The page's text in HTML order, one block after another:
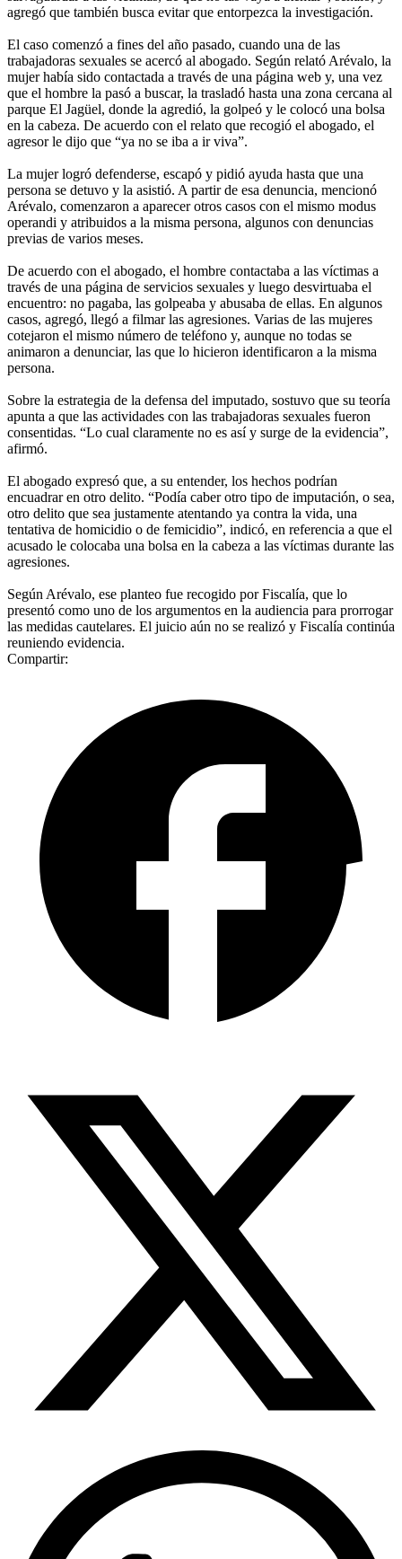
agregó que también busca evitar que entorpezca la investigación.
El caso comenzó a fines del año pasado, cuando una de las
trabajadoras sexuales se acercó al abogado. Según relató Arévalo, la
mujer había sido contactada a través de una página web y, una vez
que el hombre la pasó a buscar, la trasladó hasta una zona cercana al
parque El Jagüel, donde la agredió, la golpeó y le colocó una bolsa
en la cabeza. De acuerdo con el relato que recogió el abogado, el
agresor le dijo que “ya no se iba a ir viva”.
La mujer logró defenderse, escapó y pidió ayuda hasta que una
persona se detuvo y la asistió. A partir de esa denuncia, mencionó
Arévalo, comenzaron a aparecer otros casos con el mismo modus
operandi y atribuidos a la misma persona, algunos con denuncias
previas de varios meses.
De acuerdo con el abogado, el hombre contactaba a las víctimas a
través de una página de servicios sexuales y luego desvirtuaba el
encuentro: no pagaba, las golpeaba y abusaba de ellas. En algunos
casos, agregó, llegó a filmar las agresiones. Varias de las mujeres
cotejaron el mismo número de teléfono y, aunque no todas se
animaron a denunciar, las que lo hicieron identificaron a la misma
persona.
Sobre la estrategia de la defensa del imputado, sostuvo que su teoría
apunta a que las actividades con las trabajadoras sexuales fueron
consentidas. “Lo cual claramente no es así y surge de la evidencia”,
afirmó.
El abogado expresó que, a su entender, los hechos podrían
encuadrar en otro delito. “Podía caber otro tipo de imputación, o sea,
otro delito que sea justamente atentando ya contra la vida, una
tentativa de homicidio o de femicidio”, indicó, en referencia a que el
acusado le colocaba una bolsa en la cabeza a las víctimas durante las
agresiones.
Según Arévalo, ese planteo fue recogido por Fiscalía, que lo
presentó como uno de los argumentos en la audiencia para prorrogar
las medidas cautelares. El juicio aún no se realizó y Fiscalía continúa
reuniendo evidencia.
Compartir: